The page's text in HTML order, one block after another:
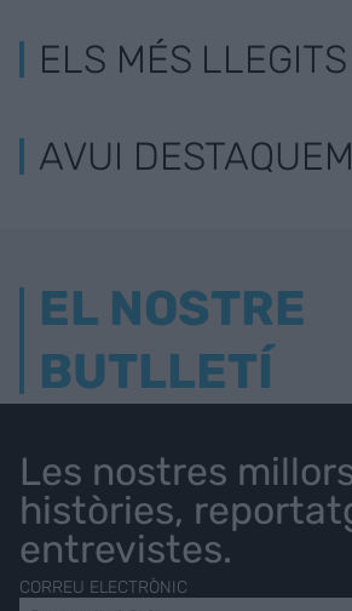
ELS MÉS LLEGITS
AVUI DESTAQUEM
EL NOSTRE
BUTLLETÍ
Les nostres
històries,
entrevistes.
CORREU ELECTRÒNIC